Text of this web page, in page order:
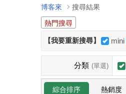
博客來
搜尋結果
熱門搜尋
【我要重新搜尋】 mini
分類 (單選)
綜合排序 熱銷度